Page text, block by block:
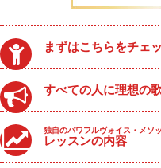
まずはこちらをチェ
すべての人に理想の
独自のパワフルヴォイス・メソ
レッスンの内容